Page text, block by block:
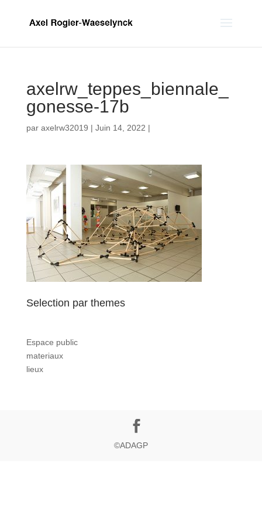
axelrw_teppes_biennale_
gonesse-17b
par axelrw32019 | Juin 14, 2022 |
Selection par themes
Espace public
materiaux
lieux
©ADAGP